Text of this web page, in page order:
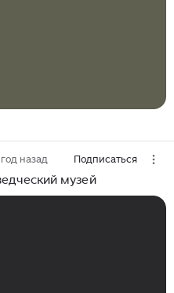
год назад Подписаться
музей